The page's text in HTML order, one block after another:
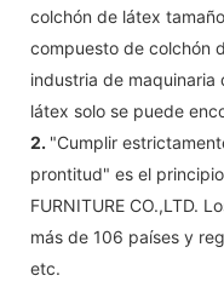
colchón de látex
compuesto de colchón
industria de
látex solo se puede
2. "Cumplir
prontitud" es el
FURNITURE CO.,LTD.
más de 106 países y
etc.